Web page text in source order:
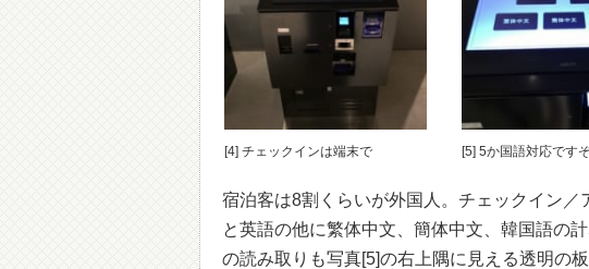
[4] チェックインは端末で [5] 5か国語対応です
宿泊客は8割くらいが外国人。チェックイン
と英語の他に繁体中文、簡体中文、韓国語の
の読み取りも写真[5]の右上隅に見える透明の